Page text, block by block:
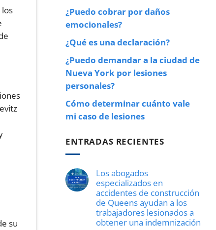
su
¿Puedo cobrar por daños
emocionales?
¿Qué es una declaración?
¿Puedo demandar a la ciudad de
Nueva York por lesiones
personales?
Cómo determinar cuánto vale
mi caso de lesiones
ENTRADAS RECIENTES
Los abogados
especializados en
accidentes de construcción
de Queens ayudan a los
trabajadores lesionados a
obtener una indemnización